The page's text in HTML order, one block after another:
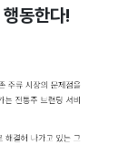
동한다!